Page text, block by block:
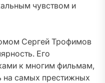
чувством и
Сергей Трофимов
Его
к многим фильмам,
на самых престижных